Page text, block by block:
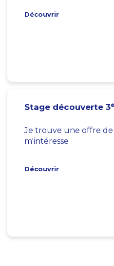
Découvrir
Stage découverte 3e
Je trouve une offre
m'intéresse
Découvrir